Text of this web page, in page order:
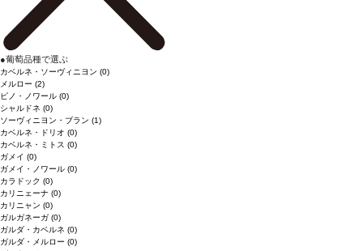
●葡萄品種で選ぶ
カベルネ・ソーヴィニヨン (0)
メルロー (2)
ピノ・ノワール (0)
シャルドネ (0)
ソーヴィニヨン・ブラン (1)
カベルネ・ドリオ (0)
カベルネ・ミトス (0)
ガメイ (0)
ガメイ・ノワール (0)
カラドック (0)
カリニェーナ (0)
カリニャン (0)
ガルガネーガ (0)
ガルダ・カベルネ (0)
ガルダ・メルロー (0)